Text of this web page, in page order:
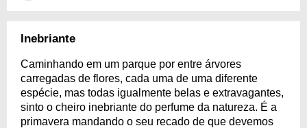
Inebriante
Caminhando em um parque por entre árvores
carregadas de flores, cada uma de uma diferente
espécie, mas todas igualmente belas e extravagantes,
sinto o cheiro inebriante do perfume da natureza. É a
primavera mandando o seu recado de que devemos